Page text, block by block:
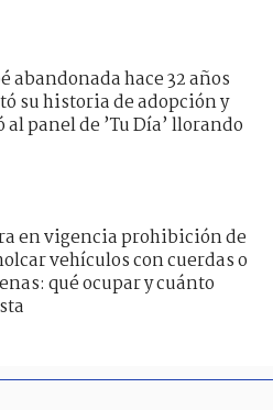
abandonada hace 32 años
su historia de adopción y
al panel de ’Tu Día’ llorando
en vigencia prohibición de
vehículos con cuerdas o
qué ocupar y cuánto